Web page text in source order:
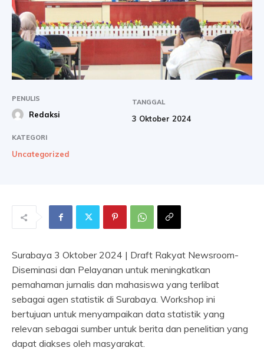
PENULIS
Redaksi
TANGGAL
3 Oktober 2024
KATEGORI
Uncategorized
Surabaya 3 Oktober 2024 | Draft Rakyat Newsroom-
Diseminasi dan Pelayanan untuk meningkatkan
pemahaman jurnalis dan mahasiswa yang terlibat
sebagai agen statistik di Surabaya. Workshop ini
bertujuan untuk menyampaikan data statistik yang
relevan sebagai sumber untuk berita dan penelitian yang
dapat diakses oleh masyarakat.